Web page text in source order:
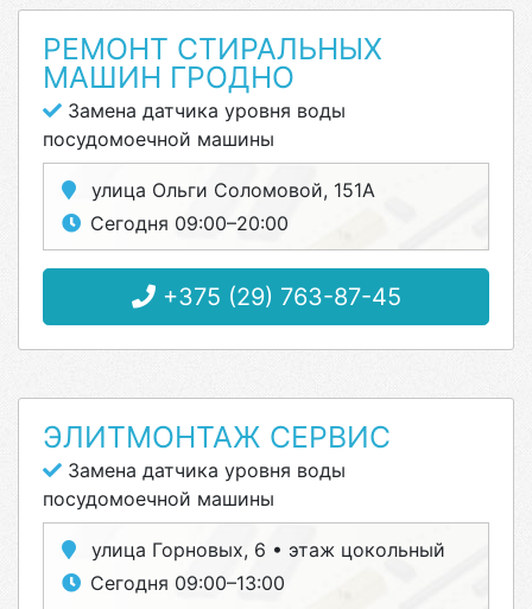
РЕМОНТ СТИРАЛЬНЫХ
МАШИН ГРОДНО
Замена датчика уровня воды
посудомоечной машины
улица Ольги Соломовой, 151А
Сегодня 09:00–20:00
+375 (29) 763-87-45
ЭЛИТМОНТАЖ СЕРВИС
Замена датчика уровня воды
посудомоечной машины
улица Горновых, 6 • этаж цокольный
Сегодня 09:00–13:00